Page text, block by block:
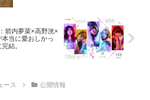
箭内夢菜×高野洸×
当に愛おしかっ
結。
ース 公開情報